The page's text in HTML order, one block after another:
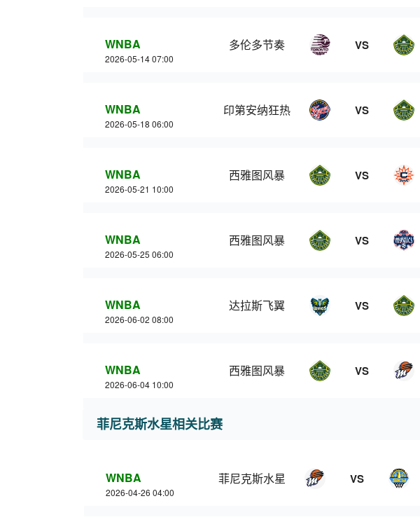
WNBA
2026-05-14 07:00
多伦多节奏 VS
WNBA
2026-05-18 06:00
印第安纳狂热 VS
WNBA
2026-05-21 10:00
西雅图风暴 VS
WNBA
2026-05-25 06:00
西雅图风暴 VS
WNBA
2026-06-02 08:00
达拉斯飞翼 VS
WNBA
2026-06-04 10:00
西雅图风暴 VS
菲尼克斯水星相关比赛
WNBA
2026-04-26 04:00
菲尼克斯水星 VS